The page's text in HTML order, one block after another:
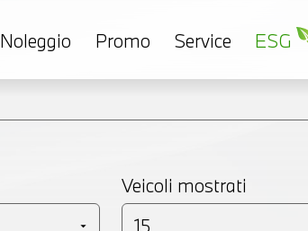
Noleggio Promo Service ESG
Veicoli mostrati